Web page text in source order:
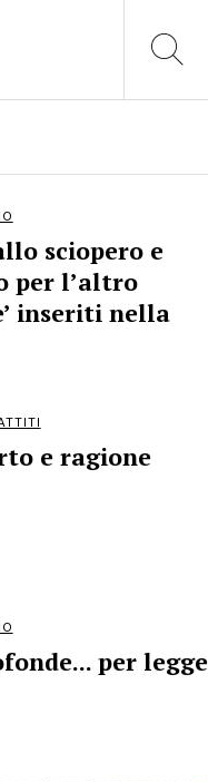
sciopero e
per l’altro
inseriti nella
e ragione
per legge